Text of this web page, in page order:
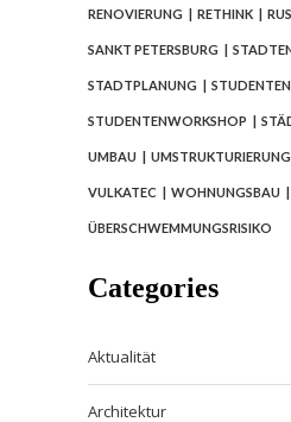
RENOVIERUNG RETHINK
SANKT PETERSBURG
STADTPLANUNG
STUDENTENWORKSHOP
UMBAU UMSTRUKTURIERUNG
VULKATEC WOHNUNGSBAU
ÜBERSCHWEMMUNGSRISIKO
Categories
Aktualität
Architektur